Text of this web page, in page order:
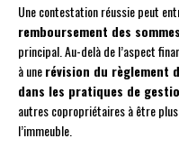
Une contestation réussie peut
remboursement des
principal. Au-delà de l’aspect
à unerévision du règlement
dans les pratiques de
autres copropriétaires à être
l’immeuble.